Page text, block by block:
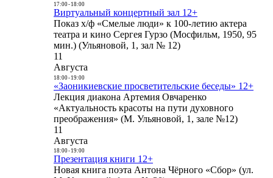
17:00- 18:00
Виртуальный концертный зал 12+
Показ х/ф «Смелые люди» к 100-летию актера
театра и кино Сергея Гурзо (Мосфильм, 1950, 95
мин.) (Ульяновой, 1, зал № 12)
11
Августа
18:00- 19:00
«Заоникиевские просветительские беседы» 12+
Лекция диакона Артемия Овчаренко
«Актуальность красоты на пути духовного
преображения» (М. Ульяновой, 1, зале №12)
11
Августа
18:00- 19:00
Презентация книги 12+
Новая книга поэта Антона Чёрного «Сбор» (ул.